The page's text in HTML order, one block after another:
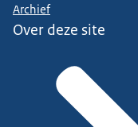
Archief
Over deze site